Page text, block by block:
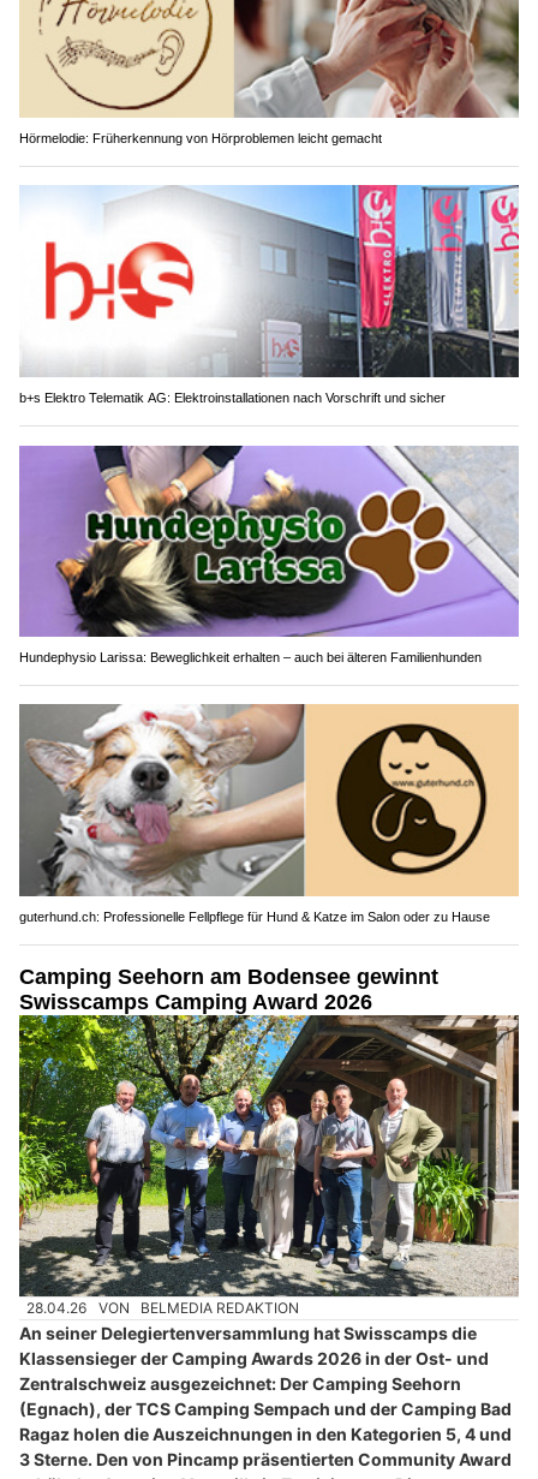
Hörmelodie: Früherkennung von Hörproblemen leicht gemacht
b+s Elektro Telematik AG: Elektroinstallationen nach Vorschrift und sicher
Hundephysio Larissa: Beweglichkeit erhalten – auch bei älteren Familienhunden
guterhund.ch: Professionelle Fellpflege für Hund & Katze im Salon oder zu Hause
Camping Seehorn am Bodensee gewinnt
Swisscamps Camping Award 2026
28.04.26 VON BELMEDIA REDAKTION
An seiner Delegiertenversammlung hat Swisscamps die
Klassensieger der Camping Awards 2026 in der Ost- und
Zentralschweiz ausgezeichnet: Der Camping Seehorn
(Egnach), der TCS Camping Sempach und der Camping Bad
Ragaz holen die Auszeichnungen in den Kategorien 5, 4 und
3 Sterne. Den von Pincamp präsentierten Community Award